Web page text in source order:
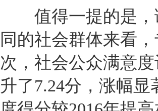
值得一提的是，
同的社会群体来看
次，社会公众满意
升了7.24分，涨幅